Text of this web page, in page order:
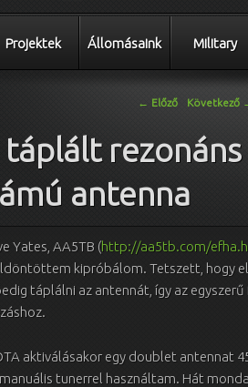
Projektek Állomásaink Military
← Előző Következő
táplált rezonáns
antenna
Yates, AA5TB (http://aa5tb.com/
kipróbálom. Tetszett, hogy
táplálni az antennát, így az
aktiválásakor egy doublet antennat
manuális tunerrel használtam. Hát